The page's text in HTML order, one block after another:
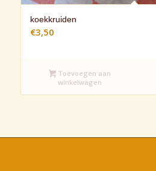
koekkruiden
€3,50
Toevoegen aan
winkelwagen